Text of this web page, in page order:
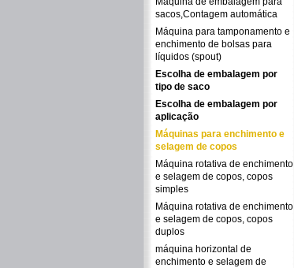
sacos,Contagem automática
Máquina para tamponamento e
enchimento de bolsas para
líquidos (spout)
Escolha de embalagem por
tipo de saco
Escolha de embalagem por
aplicação
Máquinas para enchimento e
selagem de copos
Máquina rotativa de enchimento
e selagem de copos, copos
simples
Máquina rotativa de enchimento
e selagem de copos, copos
duplos
máquina horizontal de
enchimento e selagem de